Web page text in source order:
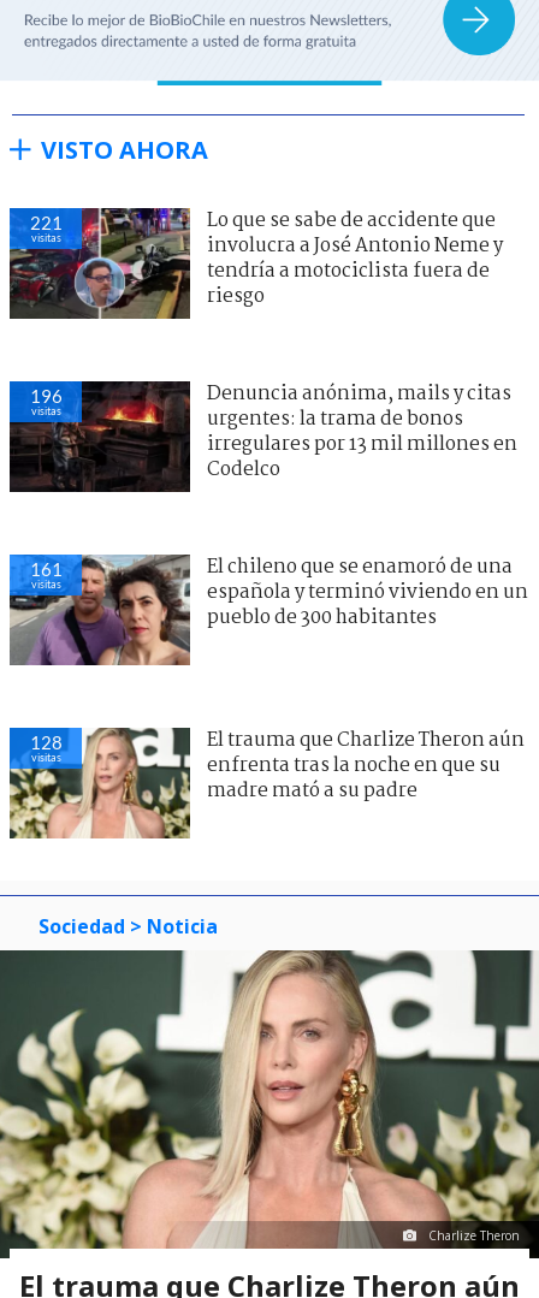
VISTO AHORA
221
visitas
Lo que se sabe de accidente que
involucra a José Antonio Neme y
tendría a motociclista fuera de
riesgo
196
visitas
Denuncia anónima, mails y citas
urgentes: la trama de bonos
irregulares por 13 mil millones en
Codelco
161
visitas
El chileno que se enamoró de una
española y terminó viviendo en un
pueblo de 300 habitantes
128
visitas
El trauma que Charlize Theron aún
enfrenta tras la noche en que su
madre mató a su padre
Sociedad > Noticia
Charlize Theron
El trauma que Charlize Theron aún